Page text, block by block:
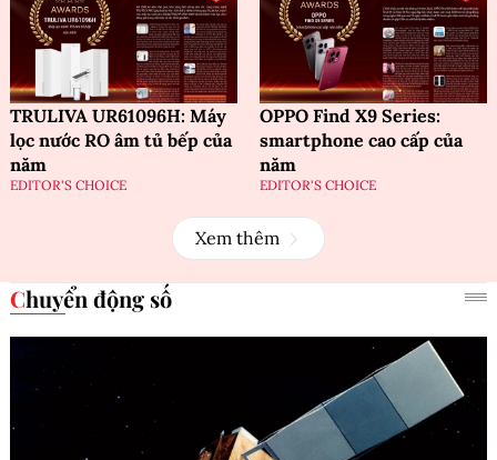
TRULIVA UR61096H: Máy
lọc nước RO âm tủ bếp của
năm
EDITOR'S CHOICE
OPPO Find X9 Series:
smartphone cao cấp của
năm
EDITOR'S CHOICE
Xem thêm
Chuyển động số